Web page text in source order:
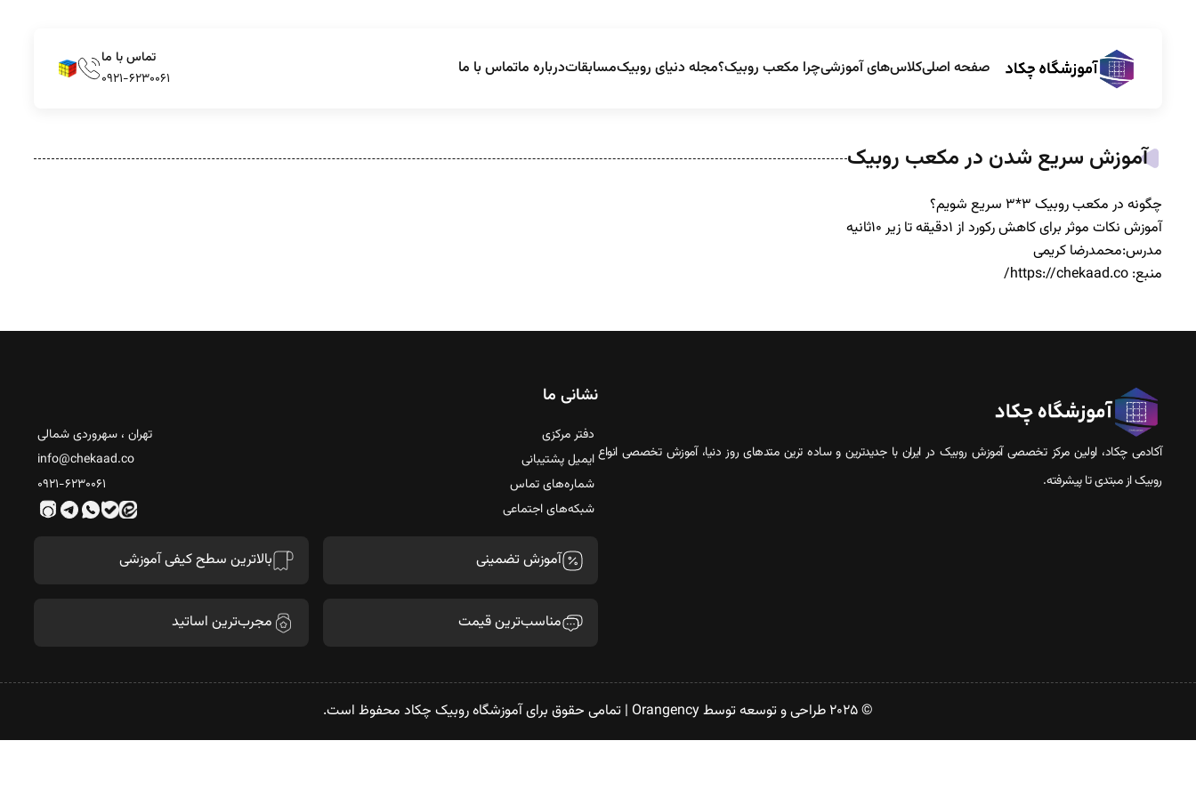
صفحه اصلیکلاس‌های آموزشیچرا مکعب روبیک؟مجله دنیای روبیکمسابقاتدرباره ماتماس با ما
تماس با ما
۰۹۲۱-۶۲۳۰۰۶۱
آموزش سریع شدن در مکعب روبیک
چگونه در مکعب روبیک ۳*۳ سریع شویم؟
آموزش نکات موثر برای کاهش رکورد از ۱دقیقه تا زیر ۱۰ثانیه
مدرس:محمدرضا کریمی
منبع: https://chekaad.co/
آکادمی چکاد، اولین مرکز تخصصی آموزش روبیک در ایران با جدیدترین و ساده ترین متدهای روز دنیا، آموزش تخصصی انواع
روبیک از مبتدی تا پیشرفته.
نشانی ما
دفتر مرکزی
تهران ، سهروردی شمالی
ایمیل پشتیبانی
info@chekaad.co
شماره‌های تماس
۰۹۲۱-۶۲۳۰۰۶۱
شبکه‌های اجتماعی
آموزش تضمینی بالاترین سطح کیفی آموزشی
مناسب‌ترین قیمت مجرب‌ترین اساتید
© 2025 طراحی و توسعه توسط Orangency | تمامی حقوق برای آموزشگاه روبیک چکاد محفوظ است.